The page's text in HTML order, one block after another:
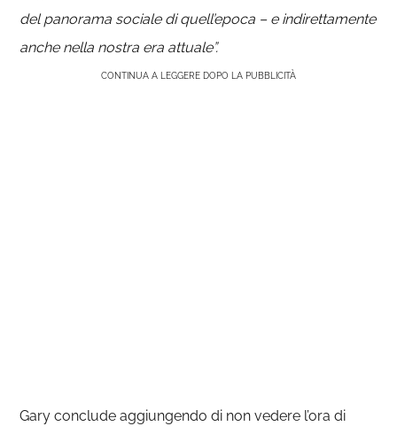
del panorama sociale di quell’epoca – e indirettamente
anche nella nostra era attuale”.
CONTINUA A LEGGERE DOPO LA PUBBLICITÀ
Gary conclude aggiungendo di non vedere l’ora di